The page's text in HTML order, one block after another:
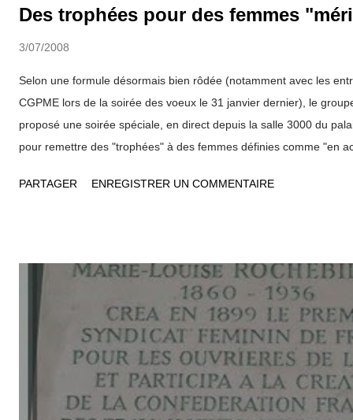
Des trophées pour des femmes
3/07/2008
Selon une formule désormais bien rôdée (notamment avec les
CGPME lors de la soirée des voeux le 31 janvier dernier), le
proposé une soirée spéciale, en direct depuis la salle 3000 du
pour remettre des "trophées" à des femmes définies comme "en
du Rhône... ) étaient appelés à participer à un jury pour
Lyon de longue date, ont pu recevoir ce fameux "trophée" en
de remercier leur famille, tous ceux qui les "ont ai...
PARTAGER ENREGISTRER UN COMMENTAIRE